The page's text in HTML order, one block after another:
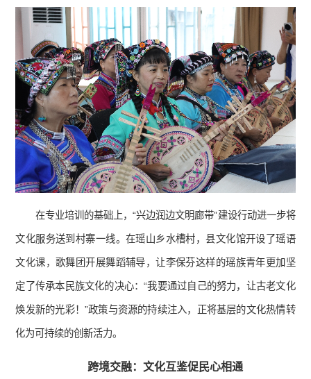
在专业培训的基础上，“兴边润边文明廊带”建设行动进一步将
文化服务送到村寨一线。在瑶山乡水槽村，县文化馆开设了瑶语
文化课，歌舞团开展舞蹈辅导，让李保芬这样的瑶族青年更加坚
定了传承本民族文化的决心：“我要通过自己的努力，让古老文化
焕发新的光彩！”政策与资源的持续注入，正将基层的文化热情转
化为可持续的创新活力。
跨境交融：文化互鉴促民心相通